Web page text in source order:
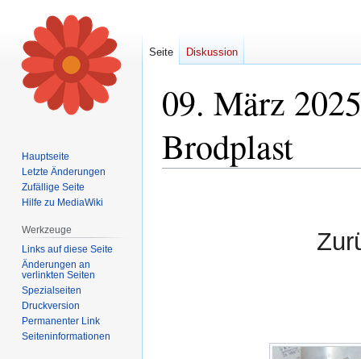
09. März
Brodplast
Seite Diskussion
Hauptseite
Letzte Änderungen
Zufällige Seite
Hilfe zu MediaWiki
Werkzeuge
Links auf diese Seite
Änderungen an
verlinkten Seiten
Spezialseiten
Druckversion
Permanenter Link
Seiten­informationen